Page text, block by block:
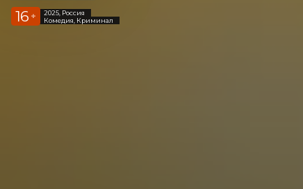
16 +
2025, Россия
Комедия, Криминал